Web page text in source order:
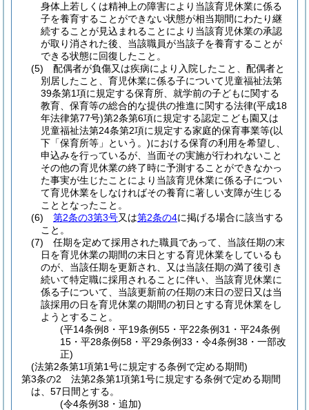
身体上若しくは精神上の障害により当該育児休業に係る
子を養育することができない状態が相当期間にわたり継
続することが見込まれることにより当該育児休業の承認
が取り消された後、当該職員が当該子を養育することが
できる状態に回復したこと。
(5)
配偶者が負傷又は疾病により入院したこと、配偶者と
別居したこと、育児休業に係る子について児童福祉法第
39条第1項に規定する保育所、就学前の子どもに関する
教育、保育等の総合的な提供の推進に関する法律(平成18
年法律第77号)第2条第6項に規定する認定こども園又は
児童福祉法第24条第2項に規定する家庭的保育事業等(以
下「保育所等」という。)における保育の利用を希望し、
申込みを行っているが、当面その実施が行われないこと
その他の育児休業の終了時に予測することができなかっ
た事実が生じたことにより当該育児休業に係る子につい
て育児休業をしなければその養育に著しい支障が生じる
こととなったこと。
(6)
第2条の3第3号又は第2条の4に掲げる場合に該当する
こと。
(7)
任期を定めて採用された職員であって、当該任期の末
日を育児休業の期間の末日とする育児休業をしているも
のが、当該任期を更新され、又は当該任期の満了後引き
続いて特定職に採用されることに伴い、当該育児休業に
係る子について、当該更新前の任期の末日の翌日又は当
該採用の日を育児休業の期間の初日とする育児休業をし
ようとすること。
(平14条例8・平19条例55・平22条例31・平24条例
15・平28条例58・平29条例33・令4条例38・一部改
正)
(法第2条第1項第1号に規定する条例で定める期間)
第3条の2
法第2条第1項第1号に規定する条例で定める期間
は、57日間とする。
(令4条例38・追加)